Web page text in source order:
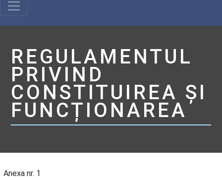
REGULAMENTUL
PRIVIND
CONSTITUIREA ȘI
FUNCȚIONAREA
Anexa nr. 1